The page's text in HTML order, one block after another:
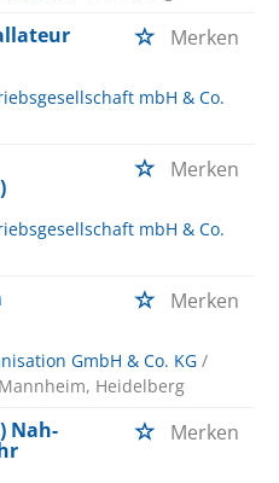
Merken
mbH & Co.
Merken
mbH & Co.
Merken
GmbH & Co. KG /
Heidelberg
Nah- Merken